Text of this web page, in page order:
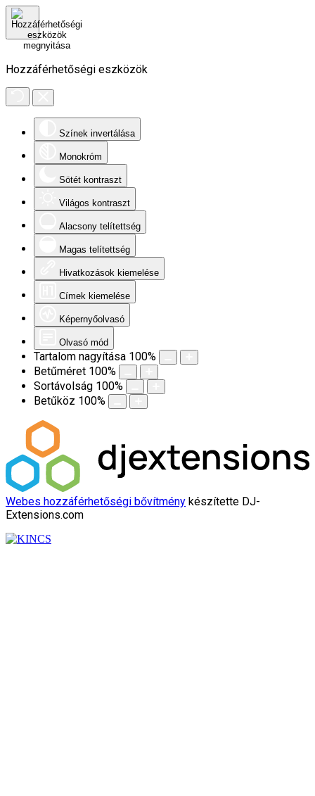
Hozzáférhetőségi eszközök
Színek invertálása
Monokróm
Sötét kontraszt
Világos kontraszt
Alacsony telítettség
Magas telítettség
Hivatkozások kiemelése
Címek kiemelése
Képernyőolvasó
Olvasó mód
Tartalom nagyítása 100%
Betűméret 100%
Sortávolság 100%
Betűköz 100%
Webes hozzáférhetőségi bővítmény készítette DJ-
Extensions.com